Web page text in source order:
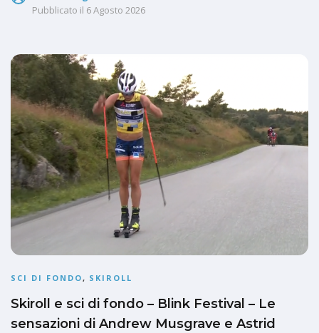
Pubblicato il 6 Agosto 2026
SCI DI FONDO, SKIROLL
Skiroll e sci di fondo – Blink Festival – Le
sensazioni di Andrew Musgrave e Astrid